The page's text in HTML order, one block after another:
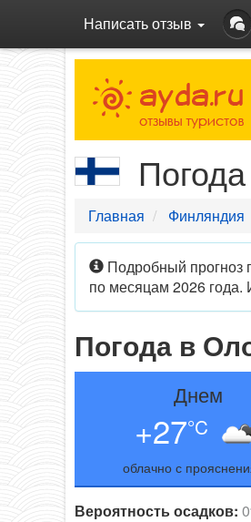
Написать отзыв
Главная Финляндия
Подробный прогноз
по месяцам 2026
Погода в
Днем
+27°C
облачно с
Вероятность осадков: